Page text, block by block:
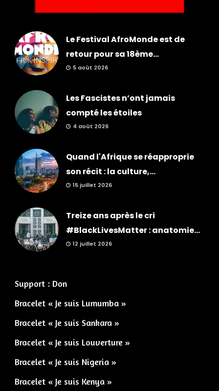
Le Festival AfroMonde est de
retour pour sa 18ème...
5 août 2026
Les Fascistes n’ont jamais
compté les étoiles
4 août 2026
Quand l'Afrique se réapproprie
son récit : la culture,...
15 juillet 2026
Treize ans après le cri
#BlackLivesMatter : anatomie...
12 juillet 2026
Support : Don
Bracelet « Je suis Lumumba »
Bracelet « Je suis Sankara »
Bracelet « Je suis Louverture »
Bracelet « Je suis Nigeria »
Bracelet « Je suis Kenya »